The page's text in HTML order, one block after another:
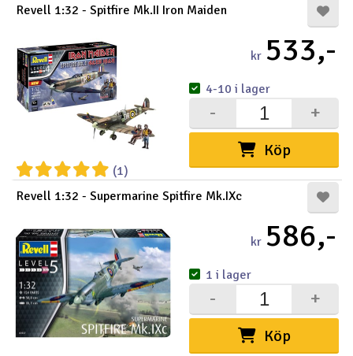
Revell 1:32 - Spitfire Mk.II Iron Maiden
(1)
kr 533,-
Köp
+
-
4-10 i lager
Revell 1:32 - Supermarine Spitfire Mk.IXc
kr 586,-
Köp
+
-
1 i lager